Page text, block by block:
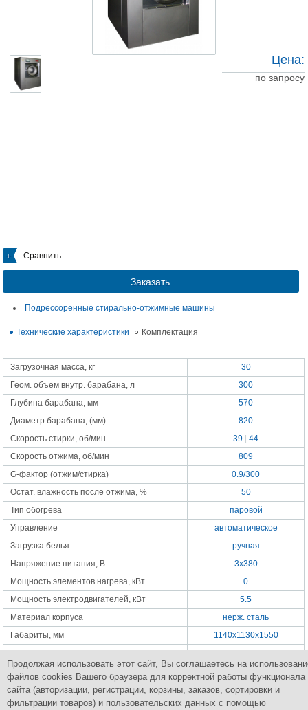
Сравнить
Заказать
Цена:
по запросу
Подрессоренные стирально-отжимные машины
Технические характеристики Комплектация
Загрузочная масса, кг
30
Геом. объем внутр. барабана, л
300
Глубина барабана, мм
570
Диаметр барабана, (мм)
820
Скорость стирки, об/мин
39 |44
Скорость отжима, об/мин
809
G-фактор (отжим/стирка)
0.9/300
Остат. влажность после отжима, %
50
Тип обогрева
паровой
Управление
автоматическое
Загрузка белья
ручная
Напряжение питания, В
3x380
Мощность элементов нагрева, кВт
0
Мощность электродвигателей, кВт
5.5
Материал корпуса
нерж. сталь
Габариты, мм
1140x1130x1550
Габариты в упаковке, мм
1390x1390x1780
Масса нетто, кг
740
Масса брутто, кг
815
Продолжая использовать этот сайт, Вы соглашаетесь на
файлов cookies Вашего браузера для корректной работы функционала
сайта (авторизации, регистрации, корзины, заказов, сортировки и
фильтрации товаров) и пользовательских данных с помощью